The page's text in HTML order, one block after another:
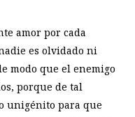
amor por cada
es olvidado ni
modo que el enemigo
porque de tal
unigénito para que